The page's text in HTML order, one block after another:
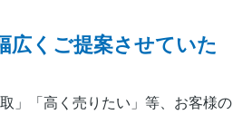
広くご提案させていた
」「高く売りたい」等、お客様の